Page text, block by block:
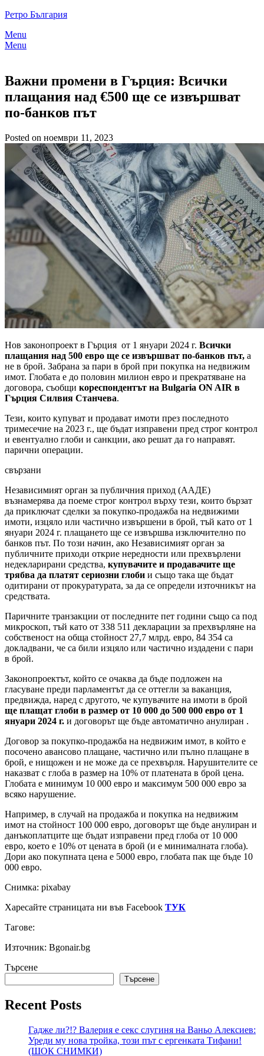
Skip
content
Ретро България
Menu
Menu
Важни промени в Гърция: Всички
плащания над €500 ще се извършват
по-банков път
Posted on ноември 11, 2023
Нов законопроект в Гърция от 1 януари 2024 г. Всички
плащания над 500 евро ще се извършват по-банков път, а
не в брой. Забрана за пари в брой при покупка на недвижим
имот. Глобата е до половин милион евро и прекратяване на
договора, съобщи кореспондентът на Bulgaria ON AIR в
Гърция Силвия Станчева.
Тези, които купуват и продават имоти през последното
тримесечие на 2023 г., ще бъдат изправени пред строг контрол
и евентуално глоби и санкции, ако решат да го направят.
парични операции.
свързани
Независимият орган за публичния приход (ААДЕ)
възнамерява да поеме строг контрол върху тези, които бързат
да приключат сделки за покупко-продажба на недвижими
имоти, изцяло или частично извършени в брой, тъй като от 1
януари 2024 г. плащането ще се извършва изключително по
банков път. По този начин, ако Независимият орган за
публичните приходи открие нередности или прехвърлени
недекларирани средства, купувачите и продавачите ще
трябва да платят сериозни глоби и също така ще бъдат
одитирани от прокуратурата, за да се определи източникът на
средствата.
Паричните транзакции от последните пет години също са под
микроскоп, тъй като от 338 511 декларации за прехвърляне на
собственост на обща стойност 27,7 млрд. евро, 84 354 са
докладвани, че са били изцяло или частично издадени с пари
в брой.
Законопроектът, който се очаква да бъде подложен на
гласуване преди парламентът да се оттегли за ваканция,
предвижда, наред с другото, че купувачите на имоти в брой
ще плащат глоби в размер от 10 000 до 500 000 евро от 1
януари 2024 г. и договорът ще бъде автоматично анулиран .
Договор за покупко-продажба на недвижим имот, в който е
посочено авансово плащане, частично или пълно плащане в
брой, е нищожен и не може да се прехвърля. Нарушителите се
наказват с глоба в размер на 10% от платената в брой цена.
Глобата е минимум 10 000 евро и максимум 500 000 евро за
всяко нарушение.
Например, в случай на продажба и покупка на недвижим
имот на стойност 100 000 евро, договорът ще бъде анулиран и
данъкоплатците ще бъдат изправени пред глоба от 10 000
евро, което е 10% от цената в брой (и е минималната глоба).
Дори ако покупната цена е 5000 евро, глобата пак ще бъде 10
000 евро.
Снимка: pixabay
Харесайте страницата ни във Facebook ТУК
Тагове:
Източник: Bgonair.bg
Търсене
Търсене
Recent Posts
Гадже ли?!? Валерия е секс слугиня на Ваньо Алексиев:
Уреди му нова тройка, този път с ергенката Тифани!
(ШОК СНИМКИ)